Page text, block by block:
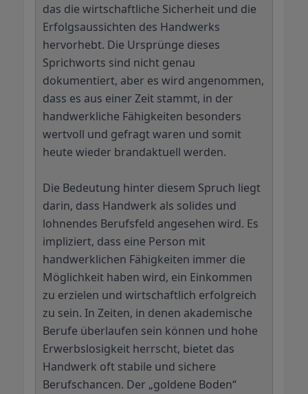
das die wirtschaftliche Sicherheit und die
Erfolgsaussichten des Handwerks
hervorhebt. Die Ursprünge dieses
Sprichworts sind nicht genau
dokumentiert, aber es wird angenommen,
dass es aus einer Zeit stammt, in der
handwerkliche Fähigkeiten besonders
wertvoll und gefragt waren und somit
heute wieder brandaktuell werden.
Die Bedeutung hinter diesem Spruch liegt
darin, dass Handwerk als solides und
lohnendes Berufsfeld angesehen wird. Es
impliziert, dass eine Person mit
handwerklichen Fähigkeiten immer die
Möglichkeit haben wird, ein Einkommen
zu erzielen und wirtschaftlich erfolgreich
zu sein. In Zeiten, in denen akademische
Berufe überlaufen sein können und hohe
Erwerbslosigkeit herrscht, bietet das
Handwerk oft stabile und sichere
Berufschancen. Der „goldene Boden“